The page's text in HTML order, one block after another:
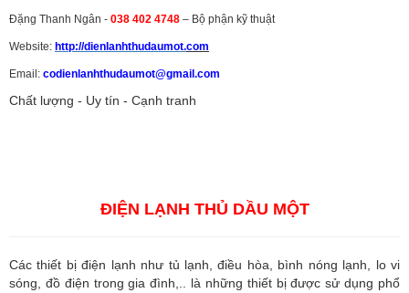
Đặng Thanh Ngân - 038 402 4748 – Bộ phận kỹ thuật
Website: http://dienlanhthudaumot.com
Email: codienlanhthudaumot@gmail.com
Chất lượng - Uy tín - Cạnh tranh
ĐIỆN LẠNH THỦ DẦU MỘT
Các thiết bị điện lạnh như tủ lạnh, điều hòa, bình nóng lạnh, lo vi
sóng, đồ điện trong gia đình,.. là những thiết bị được sử dụng phổ